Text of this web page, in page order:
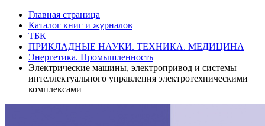
Главная страница
Каталог книг и журналов
ТБК
ПРИКЛАДНЫЕ НАУКИ. ТЕХНИКА. МЕДИЦИНА
Энергетика. Промышленность
Электрические машины, электропривод и системы
интеллектуального управления электротехническими
комплексами